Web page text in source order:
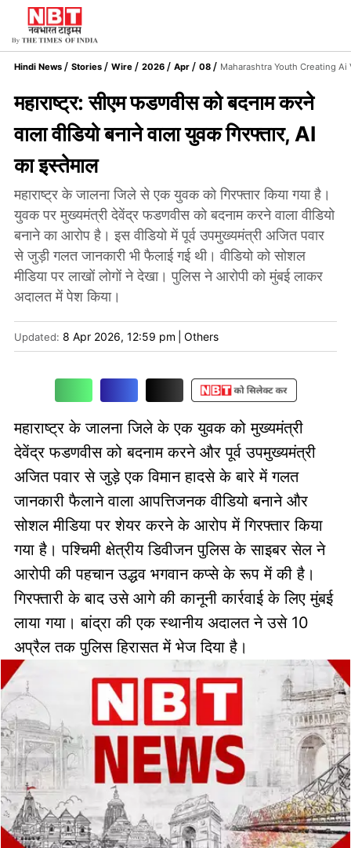
Hindi News Stories Wire 2026 Apr 08 Maharashtra Youth Creating
महाराष्ट्र: सीएम फडणवीस को बदनाम करने
वाला वीडियो बनाने वाला युवक गिरफ्तार, AI
का इस्तेमाल
महाराष्ट्र के जालना जिले से एक युवक को गिरफ्तार किया गया है।
युवक पर मुख्यमंत्री देवेंद्र फडणवीस को बदनाम करने वाला वीडियो
बनाने का आरोप है। इस वीडियो में पूर्व उपमुख्यमंत्री अजित पवार
से जुड़ी गलत जानकारी भी फैलाई गई थी। वीडियो को सोशल
मीडिया पर लाखों लोगों ने देखा। पुलिस ने आरोपी को मुंबई लाकर
अदालत में पेश किया।
Updated: 8 Apr 2026, 12:59 pm Others
महाराष्ट्र के जालना जिले के एक युवक को मुख्यमंत्री
देवेंद्र फडणवीस को बदनाम करने और पूर्व उपमुख्यमंत्री
अजित पवार से जुड़े एक विमान हादसे के बारे में गलत
जानकारी फैलाने वाला आपत्तिजनक वीडियो बनाने और
सोशल मीडिया पर शेयर करने के आरोप में गिरफ्तार किया
गया है। पश्चिमी क्षेत्रीय डिवीजन पुलिस के साइबर सेल ने
आरोपी की पहचान उद्धव भगवान कप्से के रूप में की है।
गिरफ्तारी के बाद उसे आगे की कानूनी कार्रवाई के लिए मुंबई
लाया गया। बांद्रा की एक स्थानीय अदालत ने उसे 10
अप्रैल तक पुलिस हिरासत में भेज दिया है।